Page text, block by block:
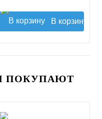
В корзину
ПОКУПАЮТ